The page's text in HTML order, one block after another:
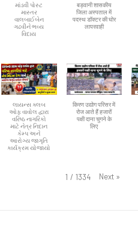
માંડવી પોસ્ટ
માસ્તર
વાલબાઈબેન
ગઢવીને ભવ્ય
વિદાય
बड़वानी शासकीय
जिला अस्पताल में
पदस्थ डॉक्टर की घोर
लापरवाही
લાયન્સ ક્લબ
ઓફ વાવોલ દ્વારા
વરિષ્ઠ નાગરિકો
માટે નેત્ર નિદાન
કેમ્પ અને
આરોગ્ય જાગૃતિ
કાર્યક્રમ યોજાયો
किरण उद्योग परिसर में
रोज आते हैं हजारों
पक्षी दाना चुगने के
लिए
1 / 1334 Next »